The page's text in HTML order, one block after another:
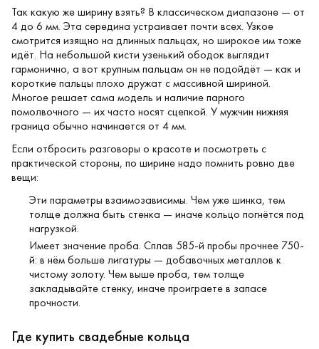
Так какую же ширину взять? В классическом диапазоне — от
4 до 6 мм. Эта середина устраивает почти всех. Узкое
смотрится изящно на длинных пальцах, но широкое им тоже
идёт. На небольшой кисти узенький ободок выглядит
гармонично, а вот крупным пальцам он не подойдёт — как и
короткие пальцы плохо дружат с массивной шириной.
Многое решает сама модель и наличие парного
помолвочного — их часто носят сцепкой. У мужчин нижняя
граница обычно начинается от 4 мм.
Если отбросить разговоры о красоте и посмотреть с
практической стороны, по ширине надо помнить ровно две
вещи:
Эти параметры взаимозависимы. Чем уже шинка, тем
толще должна быть стенка — иначе кольцо погнётся под
нагрузкой.
Имеет значение проба. Сплав 585-й пробы прочнее 750-
й: в нём больше лигатуры — добавочных металлов к
чистому золоту. Чем выше проба, тем толще
закладывайте стенку, иначе проиграете в запасе
прочности.
Где купить свадебные кольца